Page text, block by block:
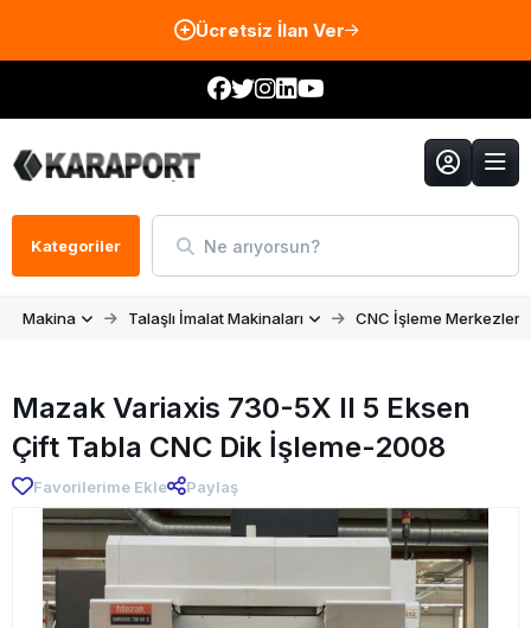
Ücretsiz İlan Ver
Kategoriler Ne arıyorsun?
Makina Talaşlı İmalat Makinaları CNC İşleme Merkezleri
Mazak Variaxis 730-5X II 5 Eksen
Çift Tabla CNC Dik İşleme-2008
Favorilerime Ekle Paylaş